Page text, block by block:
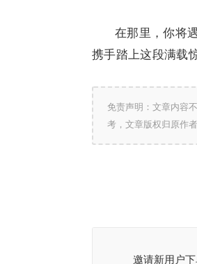
在那里，你将
携手踏上这段满载
免责声明：文章内容
考，文章版权归原作
邀请新用户